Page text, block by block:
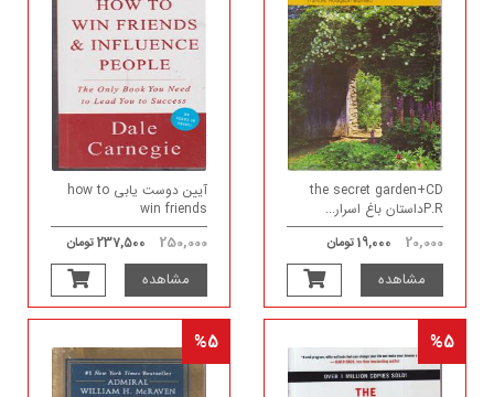
the secret garden+CD
P.Rداستان باغ اسرار...
20,000 19,000 تومان
مشاهده
آیین دوست یابی how to
win friends
250,000 237,500 تومان
مشاهده
%5
%5